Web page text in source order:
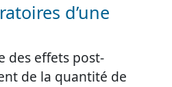
d’une
des effets post-
de la quantité de